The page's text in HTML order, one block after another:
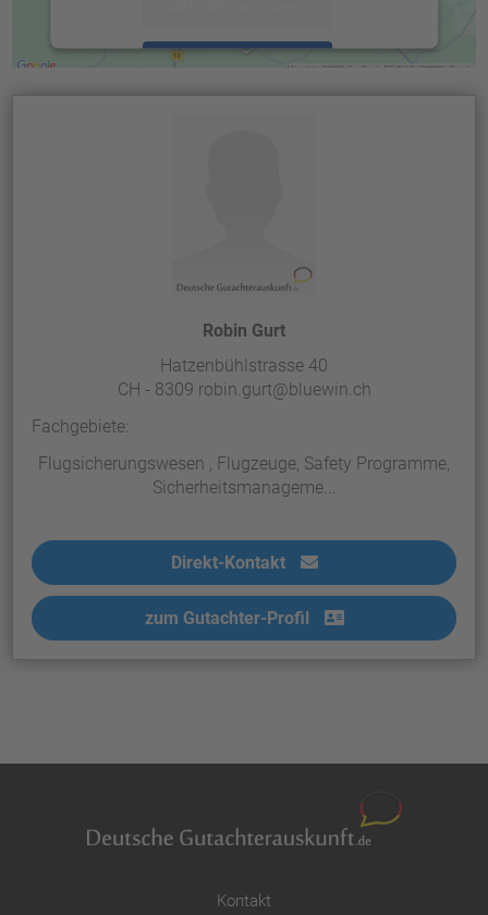
Robin Gurt
Hatzenbühlstrasse 40
CH - 8309 robin.gurt@bluewin.ch
Fachgebiete:
Flugsicherungswesen , Flugzeuge, Safety Programme,
Sicherheitsmanageme...
Direkt-Kontakt
zum Gutachter-Profil
Kontakt